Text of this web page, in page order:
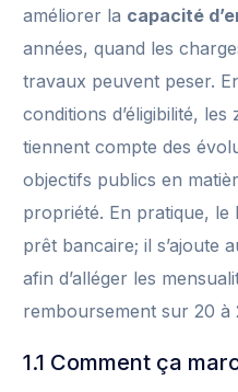
améliorer la capacité
années, quand les
travaux peuvent peser.
conditions d’éligibilité,
tiennent compte des
objectifs publics en
propriété. En pratique, le
prêt bancaire; il s’ajoute
afin d’alléger les
remboursement sur 20 à
1.1 Comment ça